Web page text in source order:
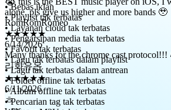
RomRomRomeo
★★★★★
6/14/2026
Many thanks for the chrome cast protocol!!!
리화유온
★★★★★
6/11/2026
ㅎ
Wilfuc
★★★★★
• Bebas iklan
• Playlist tak terbatas
• Layanan cloud tak terbatas
• Pengarsipan media tak terbatas
• Favorit tak terbatas
• Lagu tak terbatas dalam playlist
• Lagu tak terbatas dalam antrean
• Folder offline tak terbatas
• Album offline tak terbatas
• Pencarian tag tak terbatas